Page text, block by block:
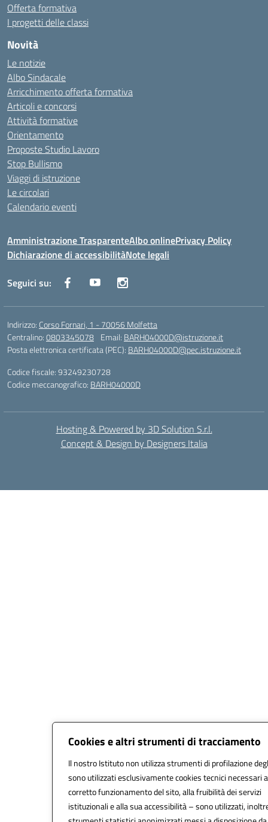
Cookies e altri strumenti di tracciamento
Il nostro Istituto non utilizza strumenti di profilazione
sono utilizzati esclusivamente cookies tecnici necessari
corretto funzionamento del sito, alla fruibilità dei servizi
istituzionali e alla sua accessibilità – sono utilizzati,
Offerta formativa
I progetti delle classi
Novità
Le notizie
Albo Sindacale
Arricchimento offerta formativa
Articoli e concorsi
Attività formative
Orientamento
Proposte Studio Lavoro
Stop Bullismo
Viaggi di istruzione
Le circolari
Calendario eventi
Amministrazione TrasparenteAlbo onlinePrivacy Policy
Dichiarazione di accessibilitàNote legali
Seguici su:
Indirizzo: Corso Fornari, 1 - 70056 Molfetta
Centralino:0803345078 Email: BARH04000D@istruzione.it
Posta elettronica certificata (PEC): BARH04000D@pec.istruzione.it
Codice fiscale: 93249230728
Codice meccanografico: BARH04000D
Hosting & Powered by 3D Solution S.r.l.
Concept & Design by Designers Italia